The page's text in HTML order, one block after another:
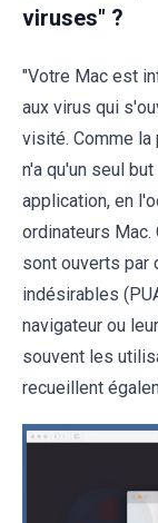
viruses" ?
"Votre Mac est
aux virus qui
visité. Comme
n'a qu'un seul
application, en
ordinateurs
sont ouverts par
indésirables
navigateur ou
souvent les
recueillent